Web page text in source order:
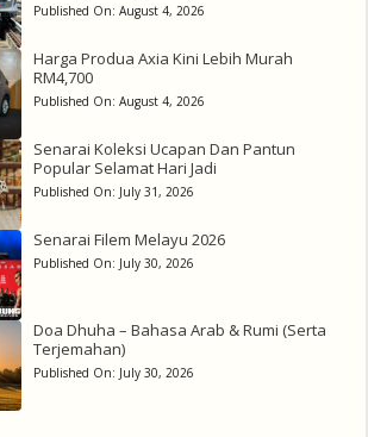
Published On: August 4, 2026
Harga Produa Axia Kini Lebih Murah
RM4,700
Published On: August 4, 2026
Senarai Koleksi Ucapan Dan Pantun
Popular Selamat Hari Jadi
Published On: July 31, 2026
Senarai Filem Melayu 2026
Published On: July 30, 2026
Doa Dhuha – Bahasa Arab & Rumi (Serta
Terjemahan)
Published On: July 30, 2026